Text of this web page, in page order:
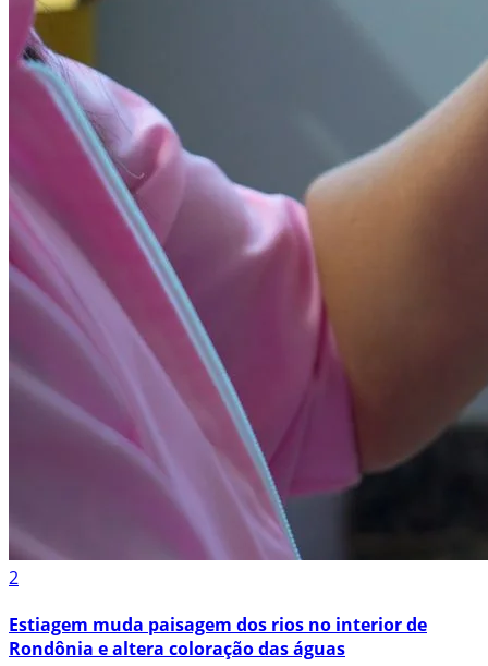
2
Estiagem muda paisagem dos rios no interior de
Rondônia e altera coloração das águas